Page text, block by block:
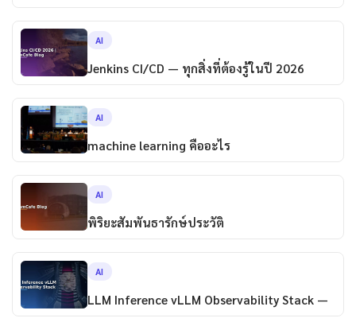
AI
Jenkins CI/CD — ทุกสิ่งที่ต้องรู้ในปี 2026
AI
machine learning คืออะไร
AI
พิริยะสัมพันธารักษ์ประวัติ
AI
LLM Inference vLLM Observability Stack —